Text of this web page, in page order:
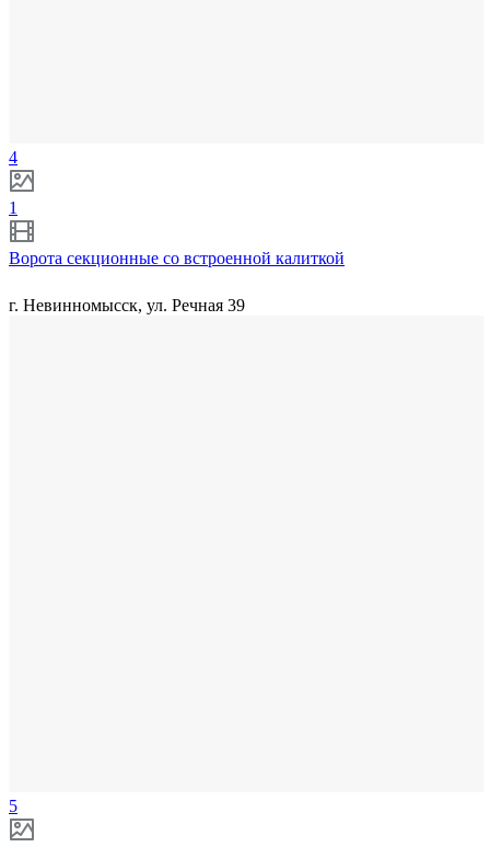
4
1
Ворота секционные со встроенной калиткой
г. Невинномысск, ул. Речная 39
5